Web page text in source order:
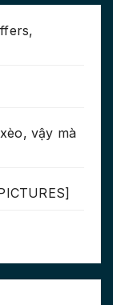
vậy mà